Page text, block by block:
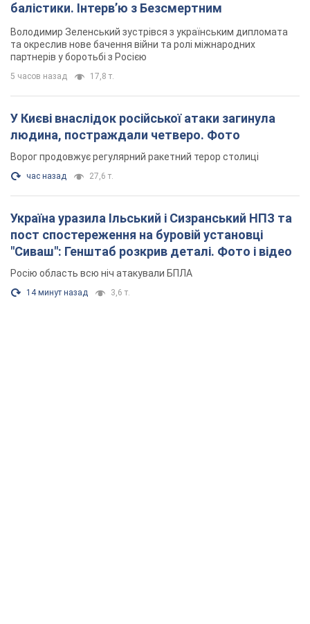
балістики. Інтерв’ю з Безсмертним
Володимир Зеленський зустрівся з українським дипломата
та окреслив нове бачення війни та ролі міжнародних
партнерів у боротьбі з Росією
5 часов назад 17,8 т.
У Києві внаслідок російської атаки загинула
людина, постраждали четверо. Фото
Ворог продовжує регулярний ракетний терор столиці
час назад 27,6 т.
Україна уразила Ільський і Сизранський НПЗ та
пост спостереження на буровій установці
"Сиваш": Генштаб розкрив деталі. Фото і відео
Росію область всю ніч атакували БПЛА
14 минут назад 3,6 т.